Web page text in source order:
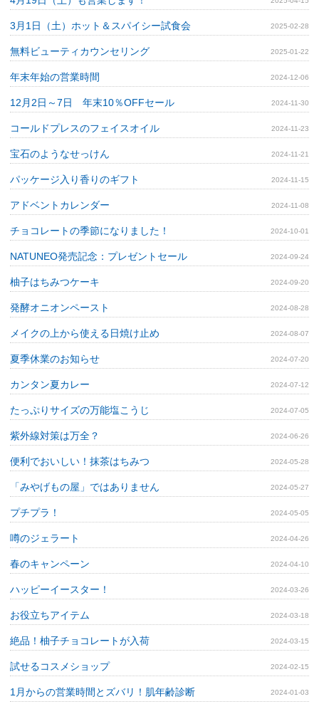
3月1日（土）ホット＆スパイシー試食会 2025-02-28
無料ビューティカウンセリング 2025-01-22
年末年始の営業時間 2024-12-06
12月2日～7日 年末10％OFFセール 2024-11-30
コールドプレスのフェイスオイル 2024-11-23
宝石のようなせっけん 2024-11-21
パッケージ入り香りのギフト 2024-11-15
アドベントカレンダー 2024-11-08
チョコレートの季節になりました！ 2024-10-01
NATUNEO発売記念：プレゼントセール 2024-09-24
柚子はちみつケーキ 2024-09-20
発酵オニオンペースト 2024-08-28
メイクの上から使える日焼け止め 2024-08-07
夏季休業のお知らせ 2024-07-20
カンタン夏カレー 2024-07-12
たっぷりサイズの万能塩こうじ 2024-07-05
紫外線対策は万全？ 2024-06-26
便利でおいしい！抹茶はちみつ 2024-05-28
「みやげもの屋」ではありません 2024-05-27
プチプラ！ 2024-05-05
噂のジェラート 2024-04-26
春のキャンペーン 2024-04-10
ハッピーイースター！ 2024-03-26
お役立ちアイテム 2024-03-18
絶品！柚子チョコレートが入荷 2024-03-15
試せるコスメショップ 2024-02-15
1月からの営業時間とズバリ！肌年齢診断 2024-01-03